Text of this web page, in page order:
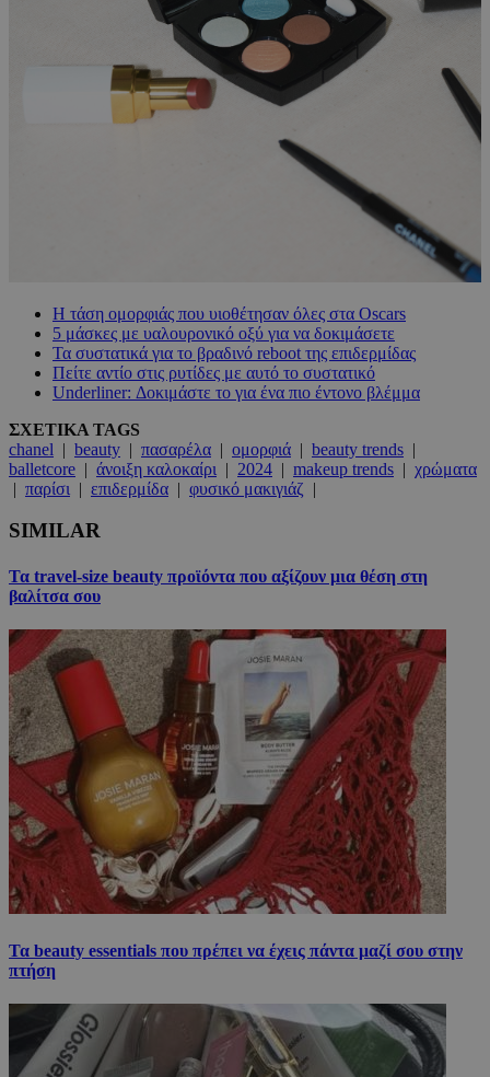
Η τάση ομορφιάς που υιοθέτησαν όλες στα Oscars
5 μάσκες με υαλουρονικό οξύ για να δοκιμάσετε
Τα συστατικά για το βραδινό reboot της επιδερμίδας
Πείτε αντίο στις ρυτίδες με αυτό το συστατικό
Underliner: Δοκιμάστε το για ένα πιο έντονο βλέμμα
ΣΧΕΤΙΚΑ TAGS
chanel | beauty | πασαρέλα | ομορφιά | beauty trends |
balletcore | άνοιξη καλοκαίρι | 2024 | makeup trends | χρώματα
| παρίσι | επιδερμίδα | φυσικό μακιγιάζ |
SIMILAR
Τα travel-size beauty προϊόντα που αξίζουν μια θέση στη
βαλίτσα σου
Τα beauty essentials που πρέπει να έχεις πάντα μαζί σου στην
πτήση